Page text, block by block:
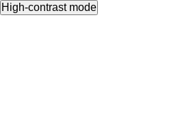
High-contrast mode